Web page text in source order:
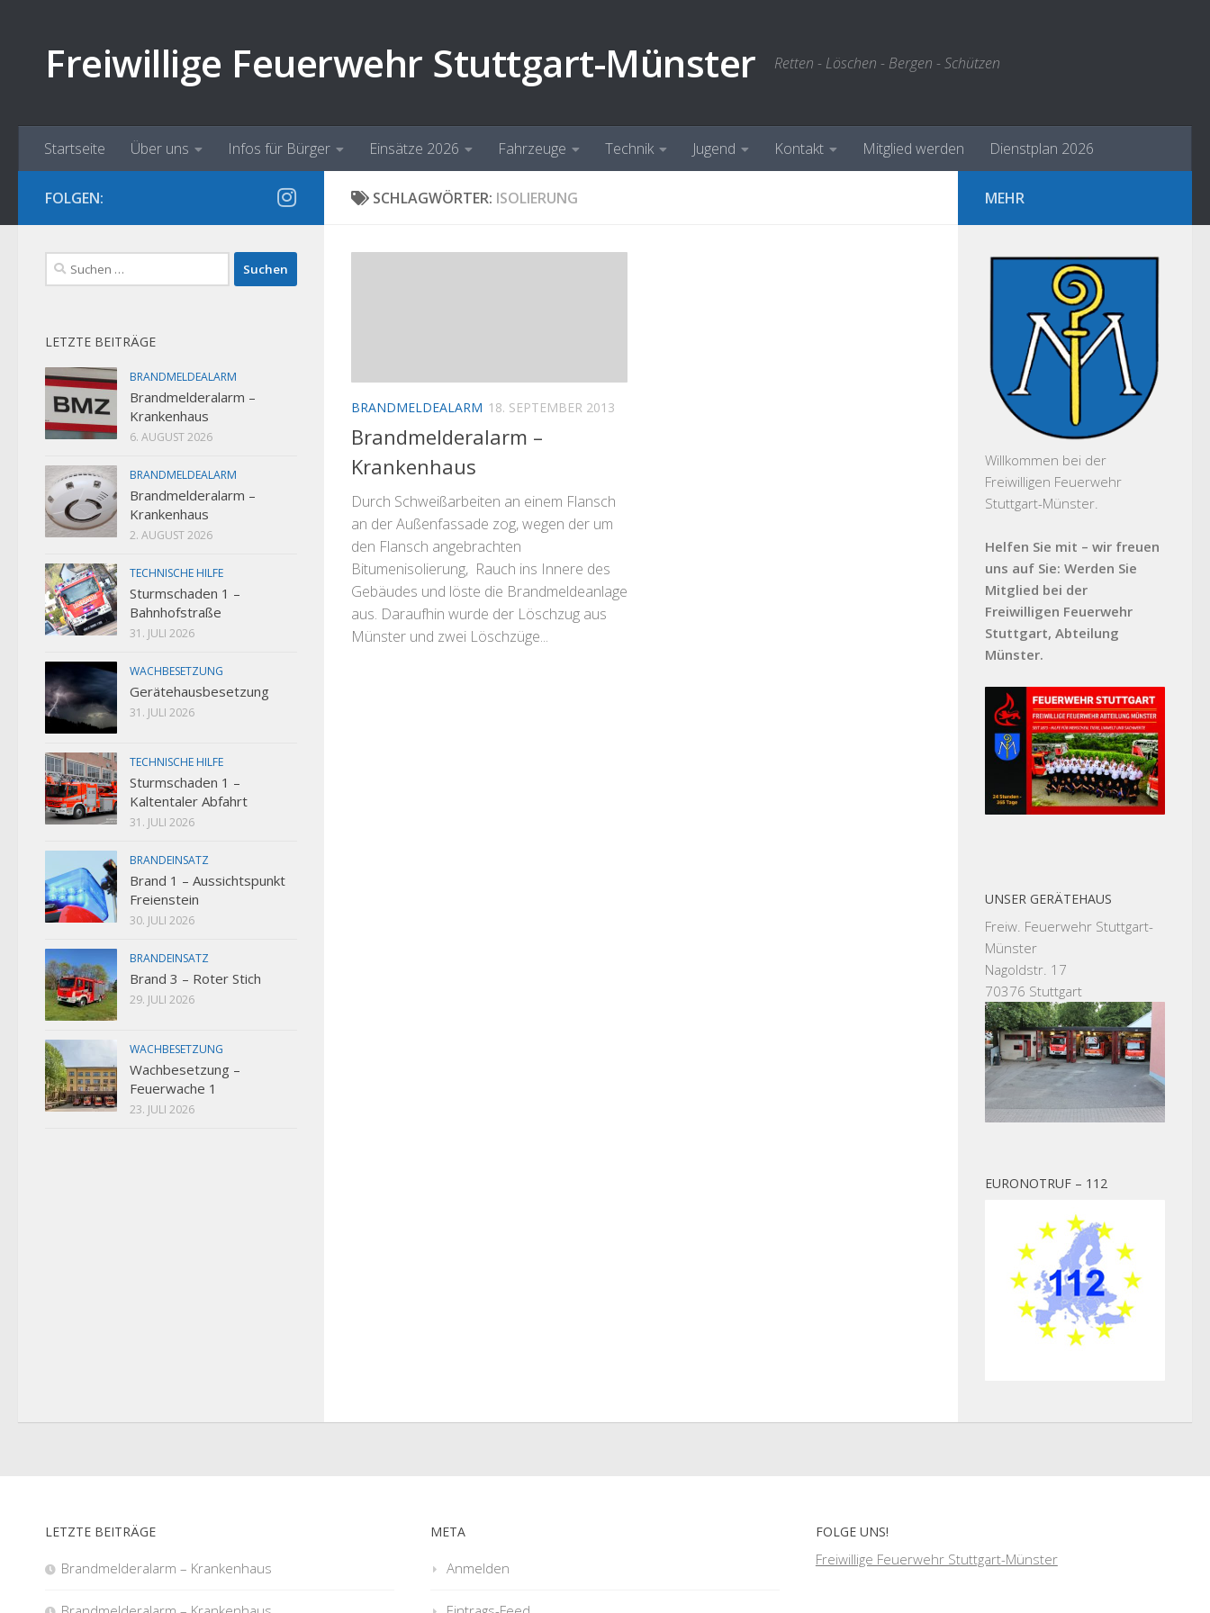
Freiwillige Feuerwehr Stuttgart-Münster Retten - Löschen - Bergen - Schützen
Startseite Über uns Infos für Bürger Einsätze 2026 Fahrzeuge Technik Jugend Kontakt Mitglied werden Dienstplan 2026
SCHLAGWÖRTER: ISOLIERUNG
BRANDMELDEALARM 18. SEPTEMBER 2013
Brandmelderalarm –
Krankenhaus
Durch Schweißarbeiten an einem Flansch
an der Außenfassade zog, wegen der um
den Flansch angebrachten
Bitumenisolierung, Rauch ins Innere des
Gebäudes und löste die Brandmeldeanlage
aus. Daraufhin wurde der Löschzug aus
Münster und zwei Löschzüge...
FOLGEN:
Suchen
nach:
LETZTE BEITRÄGE
BRANDMELDEALARM
Brandmelderalarm –
Krankenhaus
6. AUGUST 2026
BRANDMELDEALARM
Brandmelderalarm –
Krankenhaus
2. AUGUST 2026
TECHNISCHE HILFE
Sturmschaden 1 –
Bahnhofstraße
31. JULI 2026
WACHBESETZUNG
Gerätehausbesetzung
31. JULI 2026
TECHNISCHE HILFE
Sturmschaden 1 –
Kaltentaler Abfahrt
31. JULI 2026
BRANDEINSATZ
Brand 1 – Aussichtspunkt
Freienstein
30. JULI 2026
BRANDEINSATZ
Brand 3 – Roter Stich
29. JULI 2026
WACHBESETZUNG
Wachbesetzung –
Feuerwache 1
23. JULI 2026
MEHR
Willkommen bei der
Freiwilligen Feuerwehr
Stuttgart-Münster.
Helfen Sie mit – wir freuen
uns auf Sie: Werden Sie
Mitglied bei der
Freiwilligen Feuerwehr
Stuttgart, Abteilung
Münster.
UNSER GERÄTEHAUS
Freiw. Feuerwehr Stuttgart-
Münster
Nagoldstr. 17
70376 Stuttgart
EURONOTRUF – 112
LETZTE BEITRÄGE
Brandmelderalarm – Krankenhaus
META
Anmelden
FOLGE UNS!
Freiwillige Feuerwehr Stuttgart-Münster